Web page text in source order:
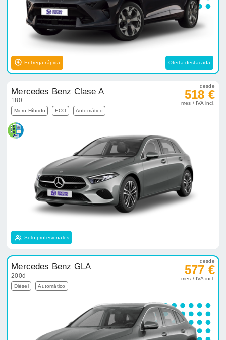
Entrega rápida Oferta destacada
Mercedes Benz Clase A
180
Micro-Híbrido ECO Automático
desde
518 €
mes / IVA incl.
Solo profesionales
Mercedes Benz GLA
200d
Diésel Automático
desde
577 €
mes / IVA incl.